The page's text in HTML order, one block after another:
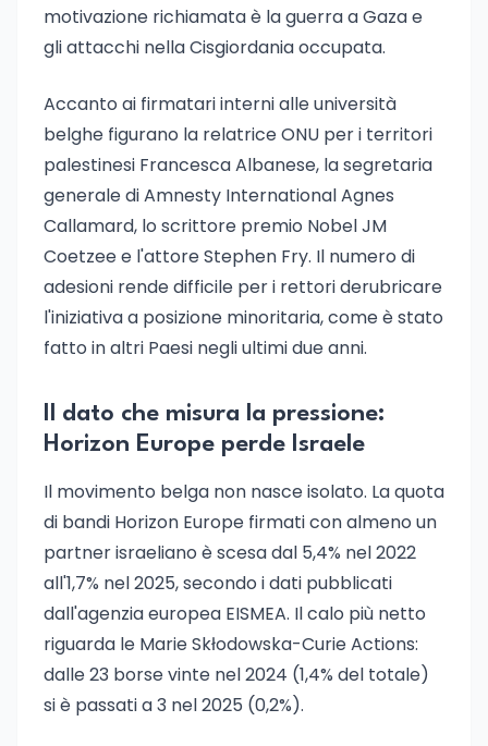
motivazione richiamata è la guerra a Gaza e
gli attacchi nella Cisgiordania occupata.
Accanto ai firmatari interni alle università
belghe figurano la relatrice ONU per i territori
palestinesi Francesca Albanese, la segretaria
generale di Amnesty International Agnes
Callamard, lo scrittore premio Nobel JM
Coetzee e l'attore Stephen Fry. Il numero di
adesioni rende difficile per i rettori derubricare
l'iniziativa a posizione minoritaria, come è stato
fatto in altri Paesi negli ultimi due anni.
Il dato che misura la pressione:
Horizon Europe perde Israele
Il movimento belga non nasce isolato. La quota
di bandi Horizon Europe firmati con almeno un
partner israeliano è scesa dal 5,4% nel 2022
all'1,7% nel 2025, secondo i dati pubblicati
dall'agenzia europea EISMEA. Il calo più netto
riguarda le Marie Skłodowska-Curie Actions:
dalle 23 borse vinte nel 2024 (1,4% del totale)
si è passati a 3 nel 2025 (0,2%).